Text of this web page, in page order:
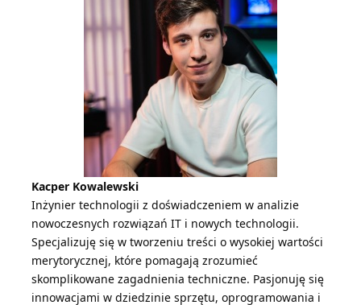
Kacper Kowalewski
Inżynier technologii z doświadczeniem w analizie
nowoczesnych rozwiązań IT i nowych technologii.
Specjalizuję się w tworzeniu treści o wysokiej wartości
merytorycznej, które pomagają zrozumieć
skomplikowane zagadnienia techniczne. Pasjonuję się
innowacjami w dziedzinie sprzętu, oprogramowania i